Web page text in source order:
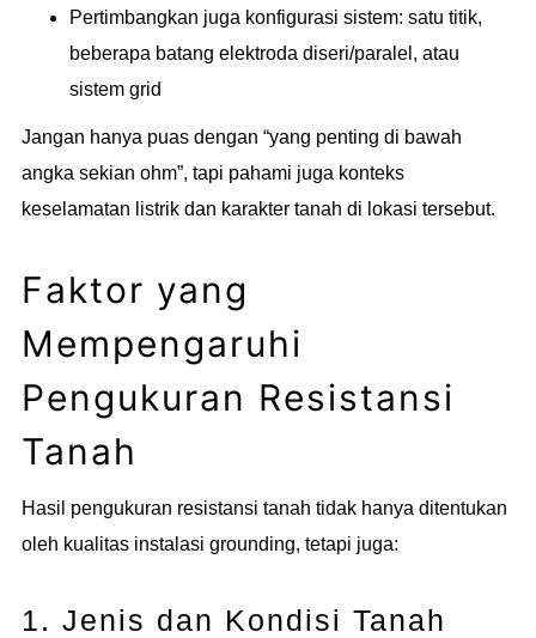
Pertimbangkan juga konfigurasi sistem: satu titik,
beberapa batang elektroda diseri/paralel, atau
sistem grid
Jangan hanya puas dengan “yang penting di bawah
angka sekian ohm”, tapi pahami juga konteks
keselamatan listrik dan karakter tanah di lokasi tersebut.
Faktor yang
Mempengaruhi
Pengukuran Resistansi
Tanah
Hasil pengukuran resistansi tanah tidak hanya ditentukan
oleh kualitas instalasi grounding, tetapi juga:
1. Jenis dan Kondisi Tanah